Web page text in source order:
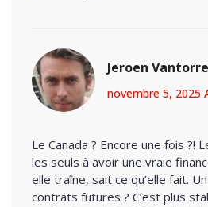
Jeroen Vantorre
novembre 5, 2025
Le Canada ? Encore une fois ?!
les seuls à avoir une vraie
elle traîne, sait ce qu’elle fait.
contrats futures ? C’est plus